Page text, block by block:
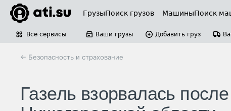
ГрузыПоиск грузов МашиныПоиск
Все сервисы Ваши грузы Добавить груз
← Безопасность и страхование
Газель взорвалась